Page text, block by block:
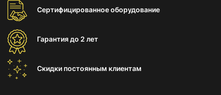
Сертифицированноеоборудование
Гарантиядо 2 лет
Скидки постоянным клиентам